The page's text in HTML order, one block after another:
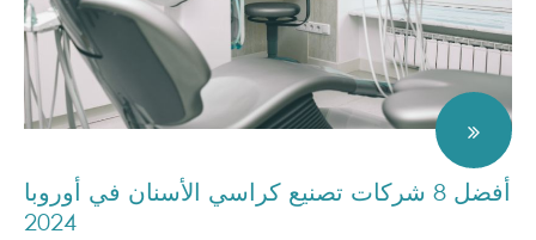
أفضل 8 شركات تصنيع كراسي الأسنان في أوروبا
2024